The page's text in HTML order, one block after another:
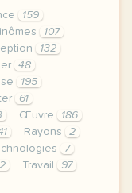
159
107
132
48
195
61
Œuvre
186
Rayons
2
7
Travail
97